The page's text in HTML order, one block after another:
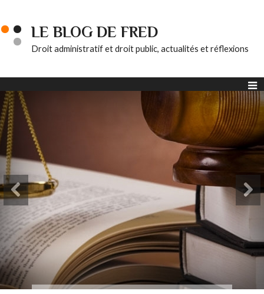
LE BLOG DE FRED
Droit administratif et droit public, actualités et réflexions